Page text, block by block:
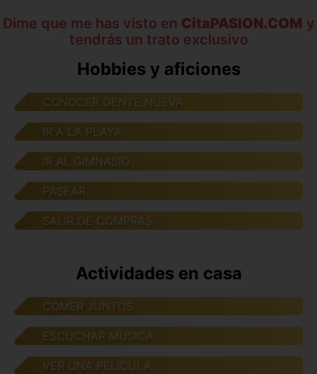
Dime que me has visto en CitaPASION.COM y
tendrás un trato exclusivo
Hobbies y aficiones
CONOCER GENTE NUEVA
IR A LA PLAYA
IR AL GIMNASIO
PASEAR
SALIR DE COMPRAS
Actividades en casa
COMER JUNTOS
ESCUCHAR MUSICA
VER UNA PELICULA